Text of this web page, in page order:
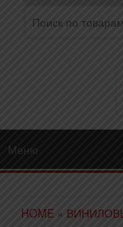
Меню
HOME »